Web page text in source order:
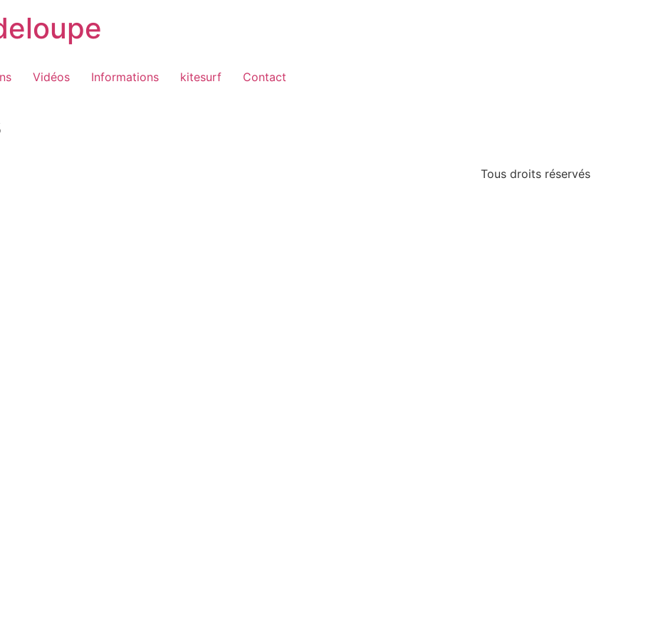
Vidéos Informations kitesurf Contact
Tous droits réservés